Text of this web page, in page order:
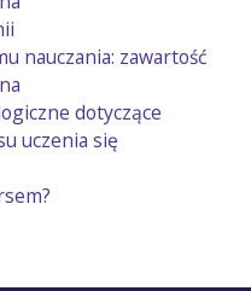
nauczania: zawartość
dotyczące
uczenia się